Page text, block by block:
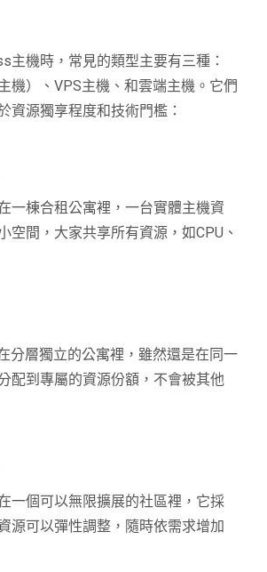
主機時，常見的類型主要有三種：
機）、VPS主機、和雲端主機。它們
資源獨享程度和技術門檻：
一棟合租公寓裡，一台實體主機資
空間，大家共享所有資源，如CPU、
分層獨立的公寓裡，雖然還是在同一
配到專屬的資源份額，不會被其他
一個可以無限擴展的社區裡，它採
源可以彈性調整，隨時依需求增加